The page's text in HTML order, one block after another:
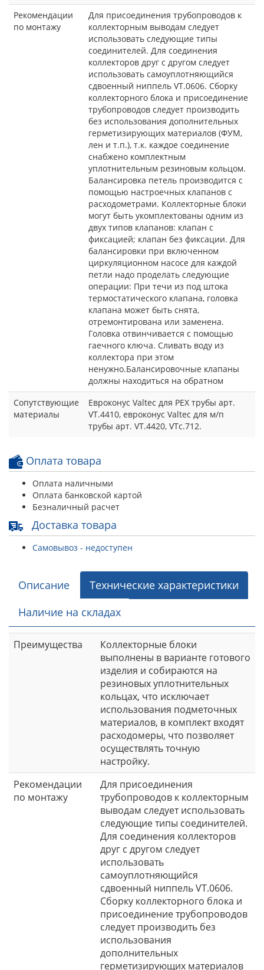
Рекомендации
по монтажу
Для присоединения трубопроводов к
коллекторным выводам следует
использовать следующие типы
соединителей. Для соединения
коллекторов друг с другом следует
использовать самоуплотняющийся
сдвоенный ниппель VT.0606. Сборку
коллекторного блока и присоединение
трубопроводов следует производить
без использования дополнительных
герметизирующих материалов (ФУМ,
лен и т.п.), т.к. каждое соединение
снабжено комплектным
уплотнительным резиновым кольцом.
Балансировка петель производится с
помощью настроечных клапанов с
расходометрами. Коллекторные блоки
могут быть укомплектованы одним из
двух типов клапанов: клапан с
фиксацией; клапан без фиксации. Для
балансировки при включенном
циркуляционном насосе для каждой
петли надо проделать следующие
операции: При течи из под штока
термостатического клапана, головка
клапана может быть снята,
отремонтирована или заменена.
Головка отвинчивается с помощью
гаечного ключа. Сливать воду из
коллектора при этом
ненужно.Балансировочные клапаны
должны находиться на обратном
Сопутствующие
материалы
Евроконус Valtec для PEX трубы арт.
VT.4410, евроконус Valtec для м/п
трубы арт. VT.4420, VTc.712.
Оплата товара
Оплата наличными
Оплата банковской картой
Безналичный расчет
Доставка товара
Самовывоз - недоступен
Описание
Технические характеристики
Наличие на складах
Преимущества
Коллекторные блоки
выполнены в варианте готового
изделия и собираются на
резиновых уплотнительных
кольцах, что исключает
использования подметочных
материалов, в комплект входят
расходомеры, что позволяет
осуществлять точную
настройку.
Рекомендации
по монтажу
Для присоединения
трубопроводов к коллекторным
выводам следует использовать
следующие типы соединителей.
Для соединения коллекторов
друг с другом следует
использовать
самоуплотняющийся
сдвоенный ниппель VT.0606.
Сборку коллекторного блока и
присоединение трубопроводов
следует производить без
использования
дополнительных
герметизирующих материалов